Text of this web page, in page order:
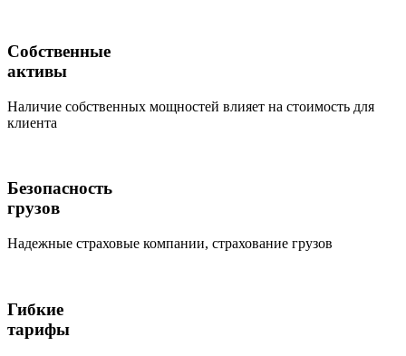
Собственные
активы
Наличие собственных мощностей влияет на стоимость для
клиента
Безопасность
грузов
Надежные страховые компании, страхование грузов
Гибкие
тарифы